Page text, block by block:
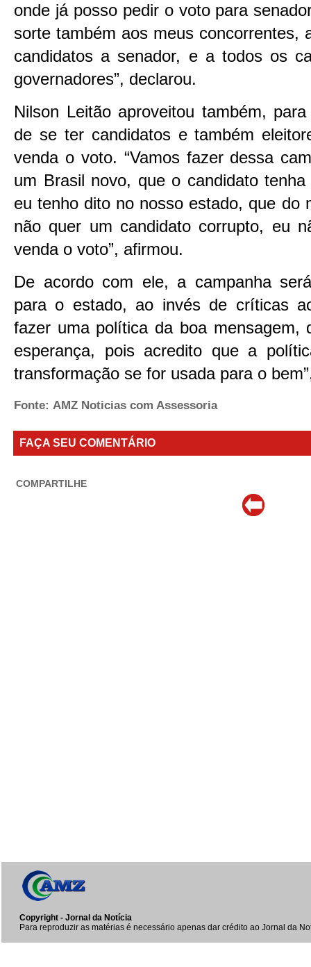
onde já posso pedir o voto para
sorte também aos meus concorrentes,
candidatos a senador, e a todos os
governadores”, declarou.
Nilson Leitão aproveitou também,
de se ter candidatos e também
venda o voto. “Vamos fazer dessa
um Brasil novo, que o candidato
eu tenho dito no nosso estado, que do
não quer um candidato corrupto, eu
venda o voto”, afirmou.
De acordo com ele, a campanha
para o estado, ao invés de críticas
fazer uma política da boa mensagem,
esperança, pois acredito que a
transformação se for usada para o
Fonte: AMZ Noticias com Assessoria
FAÇA SEU COMENTÁRIO
COMPARTILHE
Copyright - Jornal da Notícia
Para reproduzir as matérias é necessário apenas dar crédito ao Jornal da